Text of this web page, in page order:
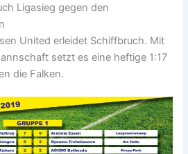
Ligasieg gegen den
United erleidet Schiffbruch. Mit
setzt es eine heftige 1:17
die Falken.